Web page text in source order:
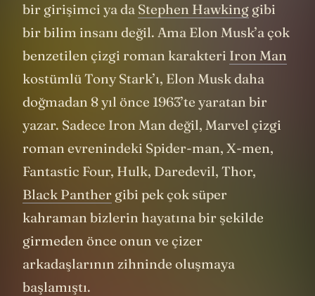
bir girişimci ya da Stephen Hawking gibi
bir bilim insanı değil. Ama Elon Musk’a çok
benzetilen çizgi roman karakteri Iron Man
kostümlü Tony Stark’ı, Elon Musk daha
doğmadan 8 yıl önce 1963’te yaratan bir
yazar. Sadece Iron Man değil, Marvel çizgi
roman evrenindeki Spider-man, X-men,
Fantastic Four, Hulk, Daredevil, Thor,
Black Panther gibi pek çok süper
kahraman bizlerin hayatına bir şekilde
girmeden önce onun ve çizer
arkadaşlarının zihninde oluşmaya
başlamıştı.